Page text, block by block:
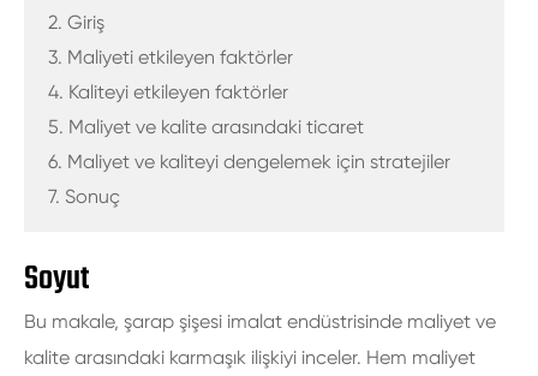
2. Giriş
3. Maliyeti etkileyen faktörler
4. Kaliteyi etkileyen faktörler
5. Maliyet ve kalite arasındaki ticaret
6. Maliyet ve kaliteyi dengelemek için stratejiler
7. Sonuç
Soyut
Bu makale, şarap şişesi imalat endüstrisinde maliyet ve
kalite arasındaki karmaşık ilişkiyi inceler. Hem maliyet